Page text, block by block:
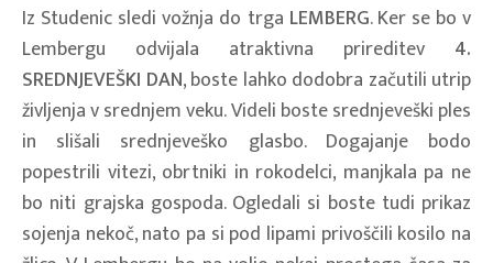
Iz Studenic sledi vožnja do trga LEMBERG. Ker se bo v
Lembergu odvijala atraktivna prireditev 4.
SREDNJEVEŠKI DAN, boste lahko dodobra začutili utrip
življenja v srednjem veku. Videli boste srednjeveški ples
in slišali srednjeveško glasbo. Dogajanje bodo
popestrili vitezi, obrtniki in rokodelci, manjkala pa ne
bo niti grajska gospoda. Ogledali si boste tudi prikaz
sojenja nekoč, nato pa si pod lipami privoščili kosilo na